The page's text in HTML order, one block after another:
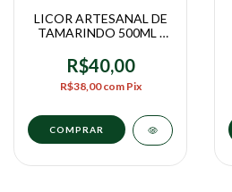
LICOR ARTESANAL DE
TAMARINDO 500ML -
R$40,00
R$38,00com Pix